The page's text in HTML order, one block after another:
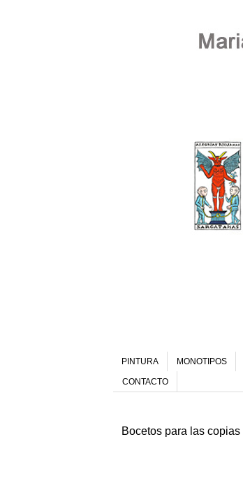
PINTURA MONOTIPOS
CONTACTO
Bocetos para las copias